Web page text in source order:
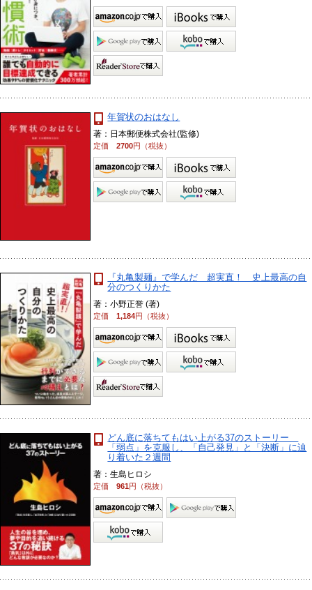
年賀状のおはなし
著：日本郵便株式会社(監修)
定価2700円（税抜）
『丸亀製麺』で学んだ 超実直！ 史上最高の自
分のつくりかた
著：小野正誉 (著)
定価1,184円（税抜）
どん底に落ちてもはい上がる37のストーリー
「弱点」を克服し、「自己発見」と「決断」に辿
り着いた２週間
著：生島ヒロシ
定価961円（税抜）